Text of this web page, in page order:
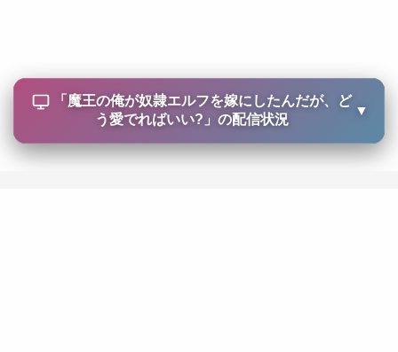
「 魔王の俺が奴隷エルフを嫁にしたんだが、ど
う愛でればいい? 」の配信状況
▼